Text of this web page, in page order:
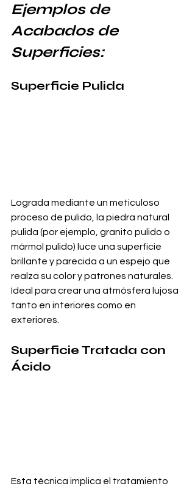
Ejemplos de
Acabados de
Superficies:
Superficie Pulida
Lograda mediante un meticuloso
proceso de pulido, la piedra natural
pulida (por ejemplo, granito pulido o
mármol pulido) luce una superficie
brillante y parecida a un espejo que
realza su color y patrones naturales.
Ideal para crear una atmósfera lujosa
tanto en interiores como en
exteriores.
Superficie Tratada con
Ácido
Esta técnica implica el tratamiento